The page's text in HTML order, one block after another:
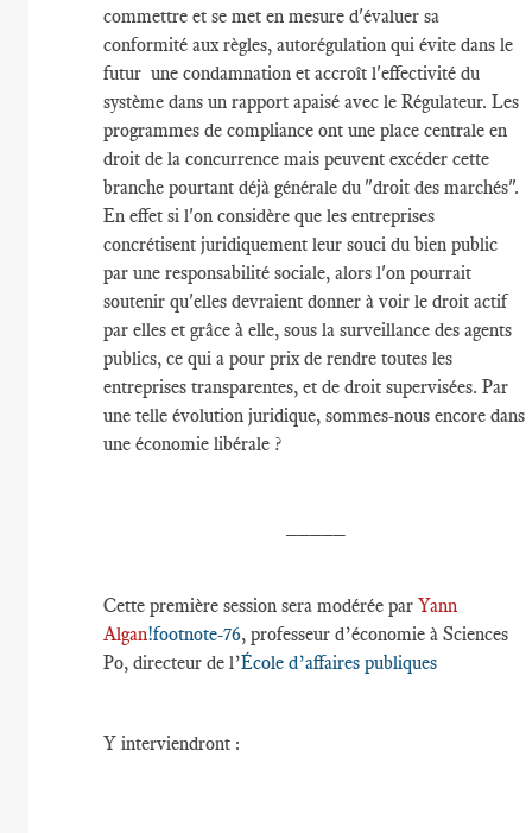
commettre et se met en mesure d'évaluer sa
conformité aux règles, autorégulation qui évite dans le
futur une condamnation et accroît l'effectivité du
système dans un rapport apaisé avec le Régulateur. Les
programmes de compliance ont une place centrale en
droit de la concurrence mais peuvent excéder cette
branche pourtant déjà générale du "droit des marchés".
En effet si l'on considère que les entreprises
concrétisent juridiquement leur souci du bien public
par une responsabilité sociale, alors l'on pourrait
soutenir qu'elles devraient donner à voir le droit actif
par elles et grâce à elle, sous la surveillance des agents
publics, ce qui a pour prix de rendre toutes les
entreprises transparentes, et de droit supervisées. Par
une telle évolution juridique, sommes-nous encore dans
une économie libérale ?
Cette première session sera modérée par Yann
Algan!footnote-76, professeur d’économie à Sciences
Po, directeur de l’École d’affaires publiques
Y interviendront :